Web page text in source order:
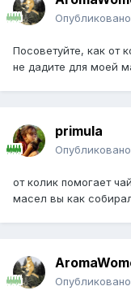
Опубликовано
Посоветуйте, как от
не дадите для моей
primula
Опубликовано
от колик помогает
масел вы как
Опубликовано